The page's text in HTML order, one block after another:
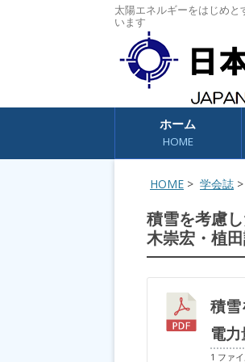
太陽エネルギーをはじめ
います
コンテンツへスキップ
ホーム
HOME
HOME > 学会誌 >
積雪を考慮
木崇宏・植
積雪
電
1 ファ